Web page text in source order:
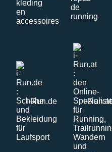
i-Run.de i-Run.at